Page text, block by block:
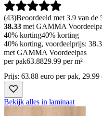
(43)Beoordeeld met 3.9 van de
38.33 met GAMMA
40% korting40% korting
40% korting, voordeelprijs:
met GAMMA Voordeelpas
per pak63.8829.99 per m²
Prijs: 63.88 euro per pak, 29.99
Bekijk alles in laminaat